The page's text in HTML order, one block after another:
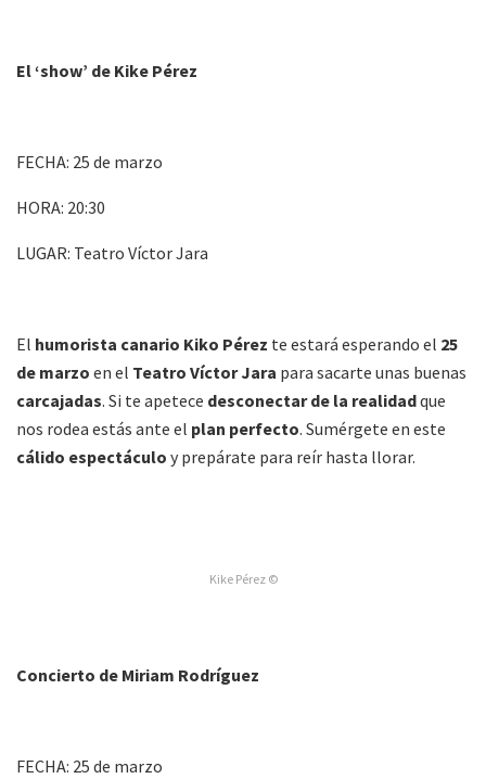
El ‘show’ de Kike Pérez
FECHA: 25 de marzo
HORA: 20:30
LUGAR: Teatro Víctor Jara
El humorista canario Kiko Pérez te estará esperando el 25
de marzo en el Teatro Víctor Jara para sacarte unas buenas
carcajadas. Si te apetece desconectar de la realidadque
nos rodea estás ante el plan perfecto. Sumérgete en este
cálido espectáculo y prepárate para reír hasta llorar.
Kike Pérez ©
Concierto de Miriam Rodríguez
FECHA: 25 de marzo